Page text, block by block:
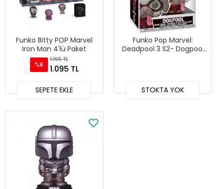
Funko Bitty POP Marvel
Iron Man 4'lü Paket
%8
1.195 TL
1.095 TL
SEPETE EKLE
Funko Pop Marvel:
Deadpool 3 S2- Dogpool
STOKTA YOK